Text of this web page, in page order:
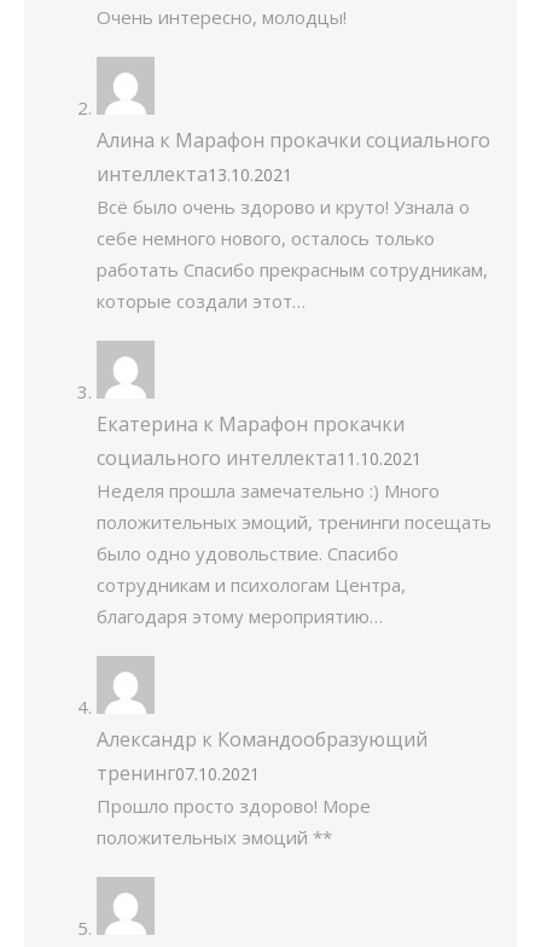
Очень интересно, молодцы!
Алина к Марафон прокачки социального
интеллекта13.10.2021
Всё было очень здорово и круто! Узнала о
себе немного нового, осталось только
работать Спасибо прекрасным сотрудникам,
которые создали этот…
Екатерина к Марафон прокачки
социального интеллекта11.10.2021
Неделя прошла замечательно :) Много
положительных эмоций, тренинги посещать
было одно удовольствие. Спасибо
сотрудникам и психологам Центра,
благодаря этому мероприятию…
Александр к Командообразующий
тренинг07.10.2021
Прошло просто здорово! Море
положительных эмоций **